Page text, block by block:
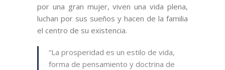
por una gran mujer, viven una vida plena,
luchan por sus sueños y hacen de la familia
el centro de su existencia.
“La prosperidad es un estilo de vida,
forma de pensamiento y doctrina de